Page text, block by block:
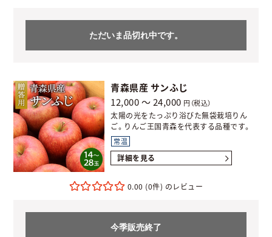
ただいま品切れ中です。
青森県産 サンふじ
12,000 ～ 24,000 円（税込）
太陽の光をたっぷり浴びた無袋栽培りん
ご。りんご王国青森を代表する品種です。
常温
詳細を見る
0.00 (0件)
今季販売終了